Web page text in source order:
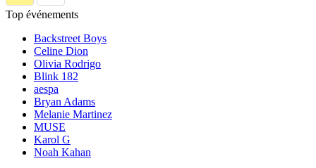
Top événements
Backstreet Boys
Celine Dion
Olivia Rodrigo
Blink 182
aespa
Bryan Adams
Melanie Martinez
MUSE
Karol G
Noah Kahan